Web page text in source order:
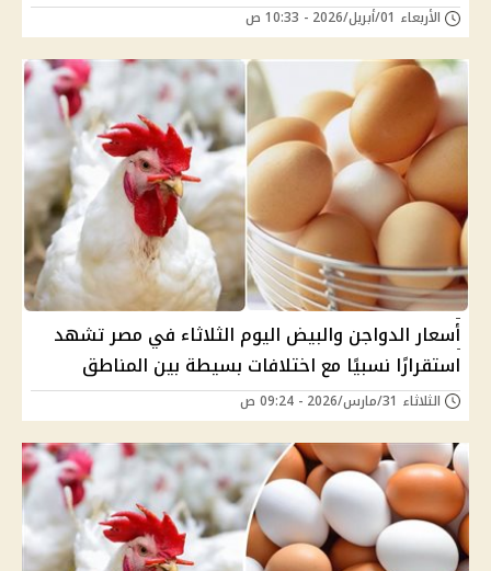
الأربعاء 01/أبريل/2026 - 10:33 ص
أسعار الدواجن والبيض اليوم الثلاثاء في مصر تشهد
استقرارًا نسبيًا مع اختلافات بسيطة بين المناطق
الثلاثاء 31/مارس/2026 - 09:24 ص